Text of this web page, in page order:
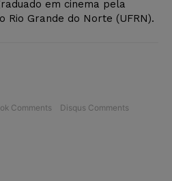
em cinema pela
Rio Grande do Norte (UFRN).
Comments Disqus Comments